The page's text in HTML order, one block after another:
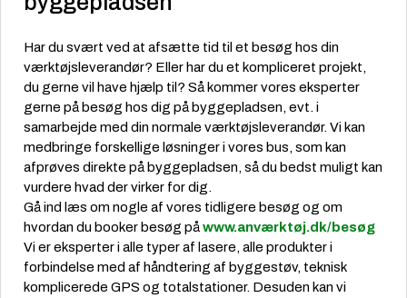
Har du svært ved at afsætte tid til et besøg hos din
værktøjsleverandør? Eller har du et kompliceret projekt,
du gerne vil have hjælp til? Så kommer vores eksperter
gerne på besøg hos dig på byggepladsen, evt. i
samarbejde med din normale værktøjsleverandør. Vi kan
medbringe forskellige løsninger i vores bus, som kan
afprøves direkte på byggepladsen, så du bedst muligt kan
vurdere hvad der virker for dig.
Gå ind læs om nogle af vores tidligere besøg og om
hvordan du booker besøg påwww.anværktøj.dk/besøg
Vi er eksperter i alle typer af lasere, alle produkter i
forbindelse med af håndtering af byggestøv, teknisk
komplicerede GPS og totalstationer. Desuden kan vi